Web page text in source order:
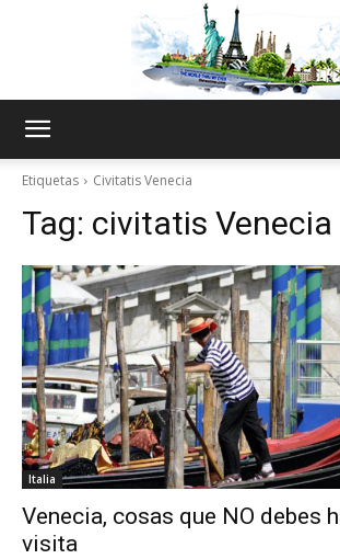
Thru
My
Etiquetas Civitatis Venecia
Tag: civitatis Venecia
Italia
Venecia, cosas que NO debes
visita